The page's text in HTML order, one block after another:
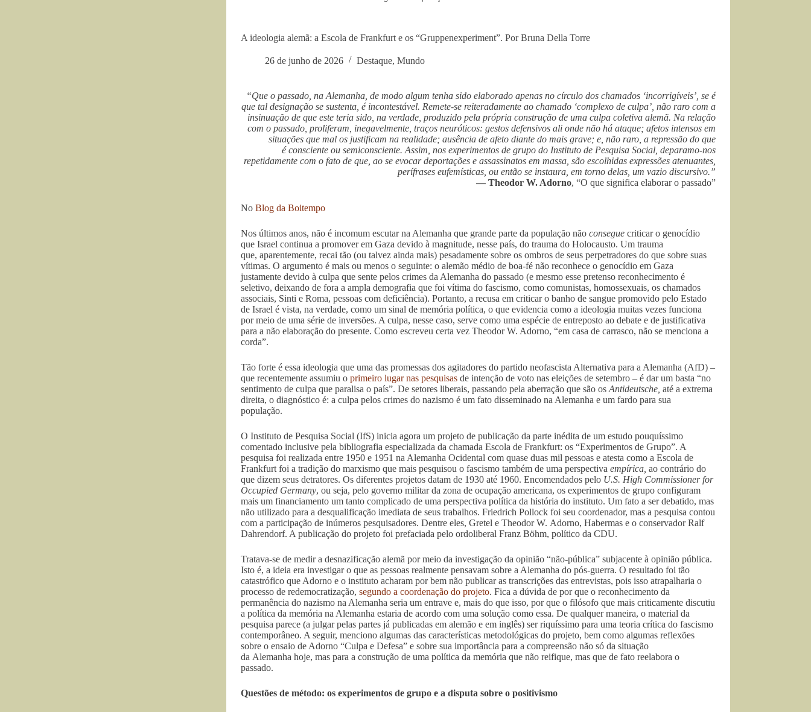
A ideologia alemã: a Escola de Frankfurt e os “Gruppenexperiment”. Por Bruna Della Torre
26 de junho de 2026 Destaque, Mundo
“Que o passado, na Alemanha, de modo algum tenha sido elaborado apenas no círculo dos chamados ‘incorrigíveis’, se é
que tal designação se sustenta, é incontestável. Remete-se reiteradamente ao chamado ‘complexo de culpa’, não raro com a
insinuação de que este teria sido, na verdade, produzido pela própria construção de uma culpa coletiva alemã. Na relação
com o passado, proliferam, inegavelmente, traços neuróticos: gestos defensivos ali onde não há ataque; afetos intensos em
situações que mal os justificam na realidade; ausência de afeto diante do mais grave; e, não raro, a repressão do que
é consciente ou semiconsciente. Assim, nos experimentos de grupo do Instituto de Pesquisa Social, deparamo-nos
repetidamente com o fato de que, ao se evocar deportações e assassinatos em massa, são escolhidas expressões atenuantes,
perífrases eufemísticas, ou então se instaura, em torno delas, um vazio discursivo.”
— Theodor W. Adorno, “O que significa elaborar o passado”
No Blog da Boitempo
Nos últimos anos, não é incomum escutar na Alemanha que grande parte da população não consegue criticar o genocídio
que Israel continua a promover em Gaza devido à magnitude, nesse país, do trauma do Holocausto. Um trauma
que, aparentemente, recai tão (ou talvez ainda mais) pesadamente sobre os ombros de seus perpetradores do que sobre suas
vítimas. O argumento é mais ou menos o seguinte: o alemão médio de boa-fé não reconhece o genocídio em Gaza
justamente devido à culpa que sente pelos crimes da Alemanha do passado (e mesmo esse pretenso reconhecimento é
seletivo, deixando de fora a ampla demografia que foi vítima do fascismo, como comunistas, homossexuais, os chamados
associais, Sinti e Roma, pessoas com deficiência). Portanto, a recusa em criticar o banho de sangue promovido pelo Estado
de Israel é vista, na verdade, como um sinal de memória política, o que evidencia como a ideologia muitas vezes funciona
por meio de uma série de inversões. A culpa, nesse caso, serve como uma espécie de entreposto ao debate e de justificativa
para a não elaboração do presente. Como escreveu certa vez Theodor W. Adorno, “em casa de carrasco, não se menciona a
corda”.
Tão forte é essa ideologia que uma das promessas dos agitadores do partido neofascista Alternativa para a Alemanha (AfD) –
que recentemente assumiu o primeiro lugar nas pesquisasde intenção de voto nas eleições de setembro – é dar um basta “no
sentimento de culpa que paralisa o país”. De setores liberais, passando pela aberração que são os Antideutsche, até a extrema
direita, o diagnóstico é: a culpa pelos crimes do nazismo é um fato disseminado na Alemanha e um fardo para sua
população.
O Instituto de Pesquisa Social (IfS) inicia agora um projeto de publicação da parte inédita de um estudo pouquíssimo
comentado inclusive pela bibliografia especializada da chamada Escola de Frankfurt: os “Experimentos de Grupo”. A
pesquisa foi realizada entre 1950 e 1951 na Alemanha Ocidental com quase duas mil pessoas e atesta como a Escola de
Frankfurt foi a tradição do marxismo que mais pesquisou o fascismo também de uma perspectiva empírica, ao contrário do
que dizem seus detratores. Os diferentes projetos datam de 1930 até 1960. Encomendados pelo U.S. High Commissioner for
Occupied Germany, ou seja, pelo governo militar da zona de ocupação americana, os experimentos de grupo configuram
mais um financiamento um tanto complicado de uma perspectiva política da história do instituto. Um fato a ser debatido, mas
não utilizado para a desqualificação imediata de seus trabalhos. Friedrich Pollock foi seu coordenador, mas a pesquisa contou
com a participação de inúmeros pesquisadores. Dentre eles, Gretel e Theodor W. Adorno, Habermas e o conservador Ralf
Dahrendorf. A publicação do projeto foi prefaciada pelo ordoliberal Franz Böhm, político da CDU.
Tratava-se de medir a desnazificação alemã por meio da investigação da opinião “não-pública” subjacente à opinião pública.
Isto é, a ideia era investigar o que as pessoas realmente pensavam sobre a Alemanha do pós-guerra. O resultado foi tão
catastrófico que Adorno e o instituto acharam por bem não publicar as transcrições das entrevistas, pois isso atrapalharia o
processo de redemocratização, segundo a coordenação do projeto. Fica a dúvida de por que o reconhecimento da
permanência do nazismo na Alemanha seria um entrave e, mais do que isso, por que o filósofo que mais criticamente discutiu
a política da memória na Alemanha estaria de acordo com uma solução como essa. De qualquer maneira, o material da
pesquisa parece (a julgar pelas partes já publicadas em alemão e em inglês) ser riquíssimo para uma teoria crítica do fascismo
contemporâneo. A seguir, menciono algumas das características metodológicas do projeto, bem como algumas reflexões
sobre o ensaio de Adorno “Culpa e Defesa” e sobre sua importância para a compreensão não só da situação
da Alemanha hoje, mas para a construção de uma política da memória que não reifique, mas que de fato reelabora o
passado.
Questões de método: os experimentos de grupo e a disputa sobre o positivismo